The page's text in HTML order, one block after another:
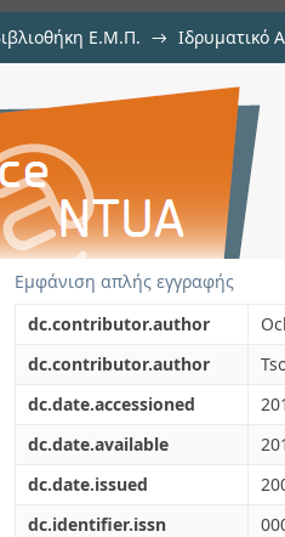
Ε.Μ.Π. → Ιδρυματικό
of selenium
Εμφάνιση απλής εγγραφής
dc.contributor.author
dc.contributor.author
dc.date.accessioned
dc.date.available
dc.date.issued
dc.identifier.issn